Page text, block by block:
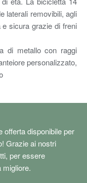
laterali removibili, agli
sicura grazie di freni
di metallo con raggi
personalizzato,
offerta disponibile per
Grazie ai nostri
per essere
migliore.